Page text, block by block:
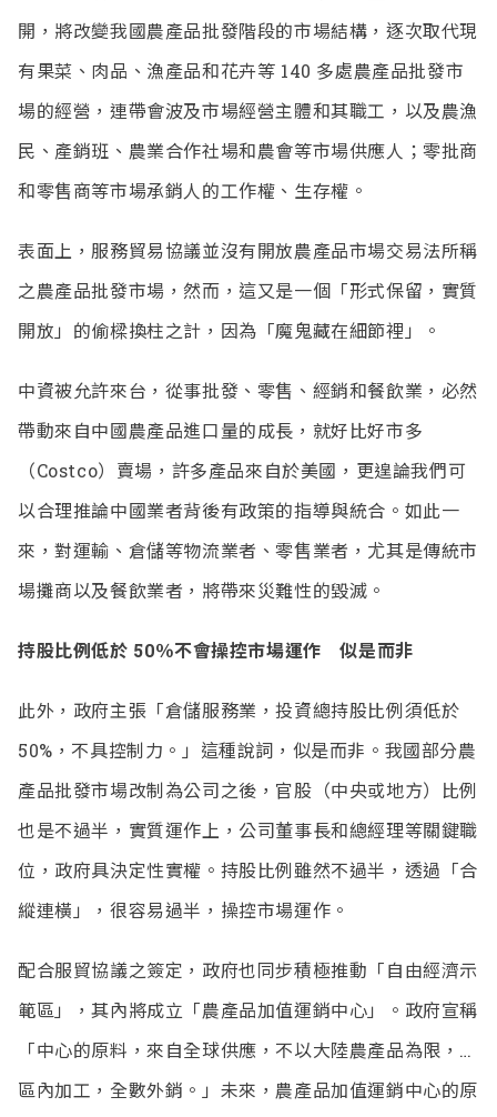
開，將改變我國農產品批發階段的市場結構，逐次取代現
有果菜、肉品、漁產品和花卉等 140 多處農產品批發市
場的經營，連帶會波及市場經營主體和其職工，以及農漁
民、產銷班、農業合作社場和農會等市場供應人；零批商
和零售商等市場承銷人的工作權、生存權。
表面上，服務貿易協議並沒有開放農產品市場交易法所稱
之農產品批發市場，然而，這又是一個「形式保留，實質
開放」的偷樑換柱之計，因為「魔鬼藏在細節裡」。
中資被允許來台，從事批發、零售、經銷和餐飲業，必然
帶動來自中國農產品進口量的成長，就好比好市多
（Costco）賣場，許多產品來自於美國，更遑論我們可
以合理推論中國業者背後有政策的指導與統合。如此一
來，對運輸、倉儲等物流業者、零售業者，尤其是傳統市
場攤商以及餐飲業者，將帶來災難性的毀滅。
持股比例低於 50％不會操控市場運作 似是而非
此外，政府主張「倉儲服務業，投資總持股比例須低於
50%，不具控制力。」這種說詞，似是而非。我國部分農
產品批發市場改制為公司之後，官股（中央或地方）比例
也是不過半，實質運作上，公司董事長和總經理等關鍵職
位，政府具決定性實權。持股比例雖然不過半，透過「合
縱連橫」，很容易過半，操控市場運作。
配合服貿協議之簽定，政府也同步積極推動「自由經濟示
範區」，其內將成立「農產品加值運銷中心」。政府宣稱
「中心的原料，來自全球供應，不以大陸農產品為限，…
區內加工，全數外銷。」未來，農產品加值運銷中心的原